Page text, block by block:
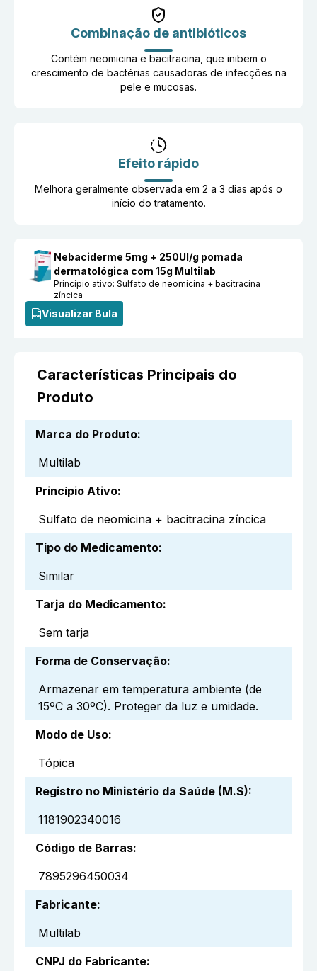
Combinação de antibióticos
Contém neomicina e bacitracina, que inibem o
crescimento de bactérias causadoras de infecções na
pele e mucosas.
Efeito rápido
Melhora geralmente observada em 2 a 3 dias após o
início do tratamento.
Nebaciderme 5mg + 250UI/g pomada
dermatológica com 15g Multilab
Princípio ativo:Sulfato de neomicina + bacitracina
zíncica
Visualizar Bula
Características Principais do
Produto
Marca do Produto:
Multilab
Princípio Ativo:
Sulfato de neomicina + bacitracina zíncica
Tipo do Medicamento:
Similar
Tarja do Medicamento:
Sem tarja
Forma de Conservação:
Armazenar em temperatura ambiente (de
15ºC a 30ºC). Proteger da luz e umidade.
Modo de Uso:
Tópica
Registro no Ministério da Saúde (M.S):
1181902340016
Código de Barras:
7895296450034
Fabricante:
Multilab
CNPJ do Fabricante: